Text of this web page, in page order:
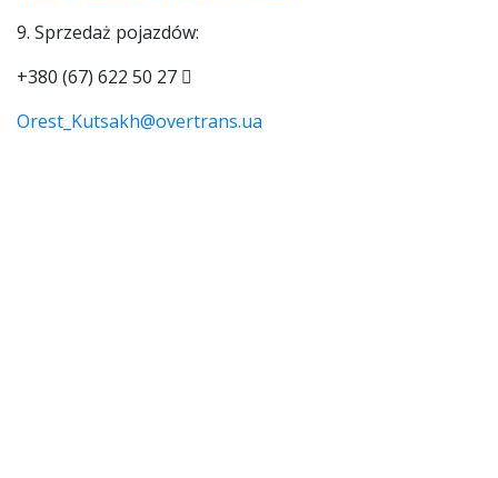
9. Sprzedaż pojazdów:
+380 (67) 622 50 27
Orest_Kutsakh@overtrans.ua